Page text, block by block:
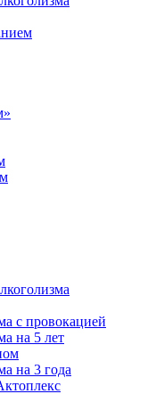
с провокацией
на 5 лет
на 3 года